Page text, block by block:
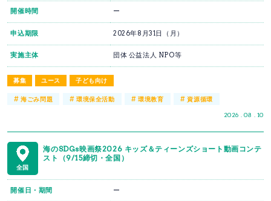
募集 ユース 子ども向け
2026 . 08 . 10
開催時間 ー
申込期限 2026年8月31日（月）
実施主体 団体 公益法人 NPO等
#海ごみ問題 # 環境保全活動 #環境教育 #資源循環
全国
海のSDGs映画祭2026 キッズ＆ティーンズショート動画コンテ
スト（9/15締切・全国）
開催日・期間 ー